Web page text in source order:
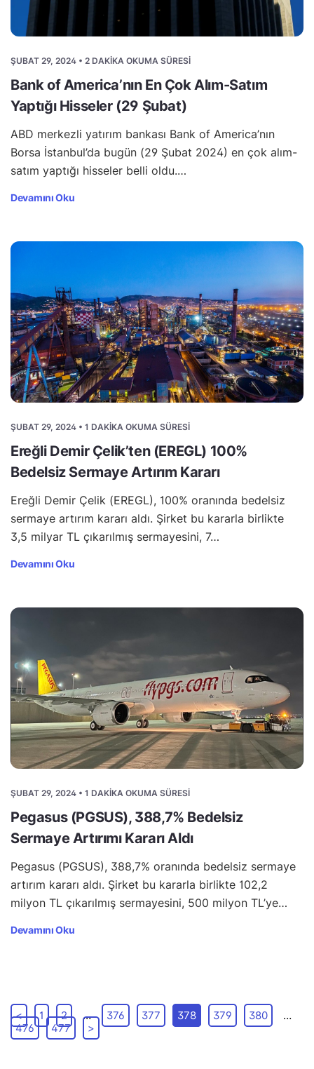
ŞUBAT 29, 2024 • 2 DAKIKA OKUMA SÜRESI
Bank of America’nın En Çok Alım-Satım
Yaptığı Hisseler (29 Şubat)
ABD merkezli yatırım bankası Bank of America’nın
Borsa İstanbul’da bugün (29 Şubat 2024) en çok alım-
satım yaptığı hisseler belli oldu.…
Devamını Oku
ŞUBAT 29, 2024 • 1 DAKIKA OKUMA SÜRESI
Ereğli Demir Çelik’ten (EREGL) 100%
Bedelsiz Sermaye Artırım Kararı
Ereğli Demir Çelik (EREGL), 100% oranında bedelsiz
sermaye artırım kararı aldı. Şirket bu kararla birlikte
3,5 milyar TL çıkarılmış sermayesini, 7…
Devamını Oku
ŞUBAT 29, 2024 • 1 DAKIKA OKUMA SÜRESI
Pegasus (PGSUS), 388,7% Bedelsiz
Sermaye Artırımı Kararı Aldı
Pegasus (PGSUS), 388,7% oranında bedelsiz sermaye
artırım kararı aldı. Şirket bu kararla birlikte 102,2
milyon TL çıkarılmış sermayesini, 500 milyon TL’ye…
Devamını Oku
< 1 2 … 376 377 378 379 380
…
476
477 >